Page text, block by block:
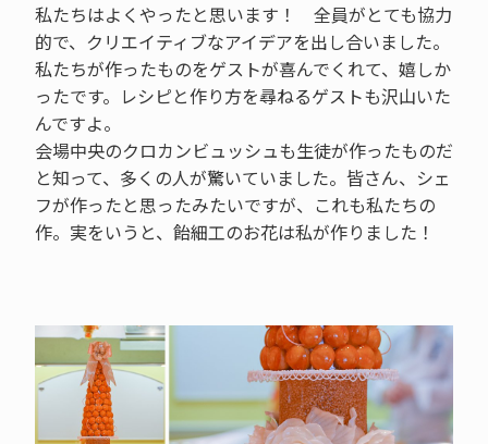
私たちはよくやったと思います！ 全員がとても協力
的で、クリエイティブなアイデアを出し合いました。
私たちが作ったものをゲストが喜んでくれて、嬉しか
ったです。レシピと作り方を尋ねるゲストも沢山いた
んですよ。
会場中央のクロカンビュッシュも生徒が作ったものだ
と知って、多くの人が驚いていました。皆さん、シェ
フが作ったと思ったみたいですが、これも私たちの
作。実をいうと、飴細工のお花は私が作りました！